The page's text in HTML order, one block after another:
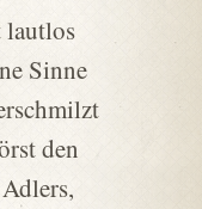
lautlos
Sinne
den